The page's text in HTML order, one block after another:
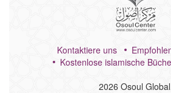
Kontaktiere uns
Kostenlose islamische
2026 Osoul